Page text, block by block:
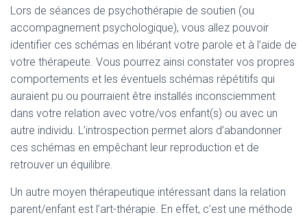
Lors de séances de psychothérapie de soutien (ou
accompagnement psychologique), vous allez pouvoir
identifier ces schémas en libérant votre parole et à l’aide de
votre thérapeute. Vous pourrez ainsi constater vos propres
comportements et les éventuels schémas répétitifs qui
auraient pu ou pourraient être installés inconsciemment
dans votre relation avec votre/vos enfant(s) ou avec un
autre individu. L’introspection permet alors d’abandonner
ces schémas en empêchant leur reproduction et de
retrouver un équilibre.
Un autre moyen thérapeutique intéressant dans la relation
parent/enfant est l’art-thérapie. En effet, c’est une méthode